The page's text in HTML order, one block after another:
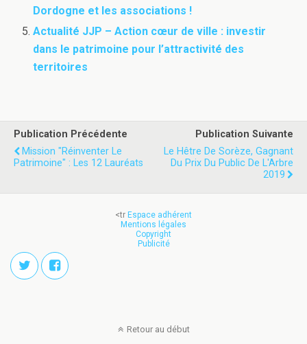
Dordogne et les associations !
Actualité JJP – Action cœur de ville : investir
dans le patrimoine pour l’attractivité des
territoires
Publication Précédente
Mission "Réinventer Le
Patrimoine" : Les 12 Lauréats
Publication Suivante
Le Hêtre De Sorèze, Gagnant
Du Prix Du Public De L'Arbre
2019
<tr Espace adhérent
Mentions légales
Copyright
Publicité
Retour au début